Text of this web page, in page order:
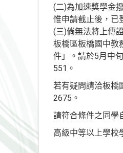
(二)為加速獎學金
惟申請截止後，已
(三)倘無法將上傳
板橋區板橋國中教
件」。請於5月中
551。
若有疑問請洽板橋
2675。
請符合條件之同學
高級中等以上學校